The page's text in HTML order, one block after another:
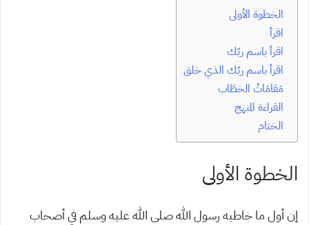
الخطوة الأولى
اقرأ
اقرأ باسم ربّك
اقرأ باسم ربّك الذي خلق
مَقامَاتُ الخطَاب
القراءة المنهج
الختام
الخطوة الأولى
إن أول ما خاطبه رسول الله صلى الله عليه وسلم في أصحاب